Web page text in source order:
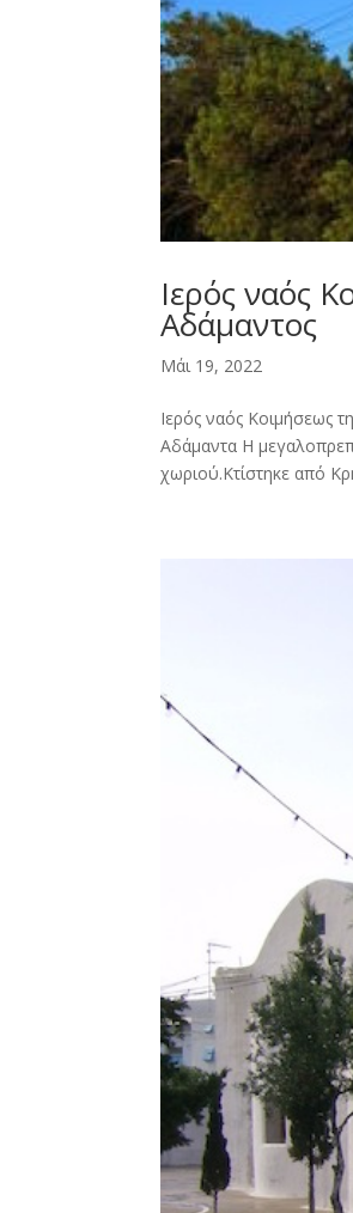
Ιερός ναός
Αδάμαντος
Μάι 19, 2022
Ιερός ναός Κοιμήσεως
Αδάμαντα Η
χωριού.Κτίστηκε από